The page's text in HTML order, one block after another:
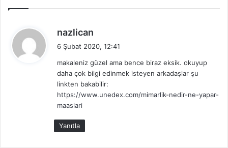
nazlican
i
k
i
6 Şubat 2020, 12:41
makaleniz güzel ama bence biraz eksik. okuyup
daha çok bilgi edinmek isteyen arkadaşlar şu
linkten bakabilir:
https://www.unedex.com/mimarlik-nedir-ne-yapar-
maaslari
Yanıtla